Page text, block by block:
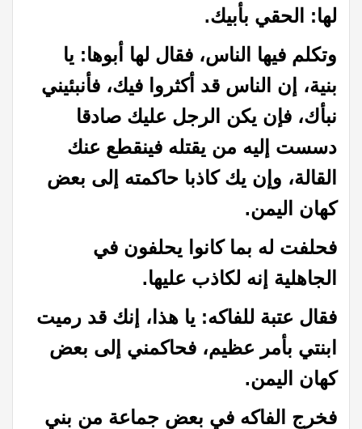
لها: الحقي بأبيك.
وتكلم فيها الناس، فقال لها أبوها: يا
بنية، إن الناس قد أكثروا فيك، فأنبئيني
نبأك، فإن يكن الرجل عليك صادقا
دسست إليه من يقتله فينقطع عنك
القالة، وإن يك كاذبا حاكمته إلى بعض
كهان اليمن.
فحلفت له بما كانوا يحلفون في
الجاهلية إنه لكاذب عليها.
فقال عتبة للفاكه: يا هذا، إنك قد رميت
ابنتي بأمر عظيم، فحاكمني إلى بعض
كهان اليمن.
فخرج الفاكه في بعض جماعة من بني